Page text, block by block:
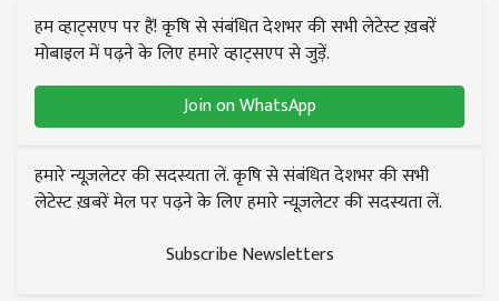
हम व्हाट्सएप पर हैं! कृषि से संबंधित देशभर की सभी लेटेस्ट ख़बरें
मोबाइल में पढ़ने के लिए हमारे व्हाट्सएप से जुड़ें.
Join on WhatsApp
हमारे न्यूज़लेटर की सदस्यता लें. कृषि से संबंधित देशभर की सभी
लेटेस्ट ख़बरें मेल पर पढ़ने के लिए हमारे न्यूज़लेटर की सदस्यता लें.
Subscribe Newsletters